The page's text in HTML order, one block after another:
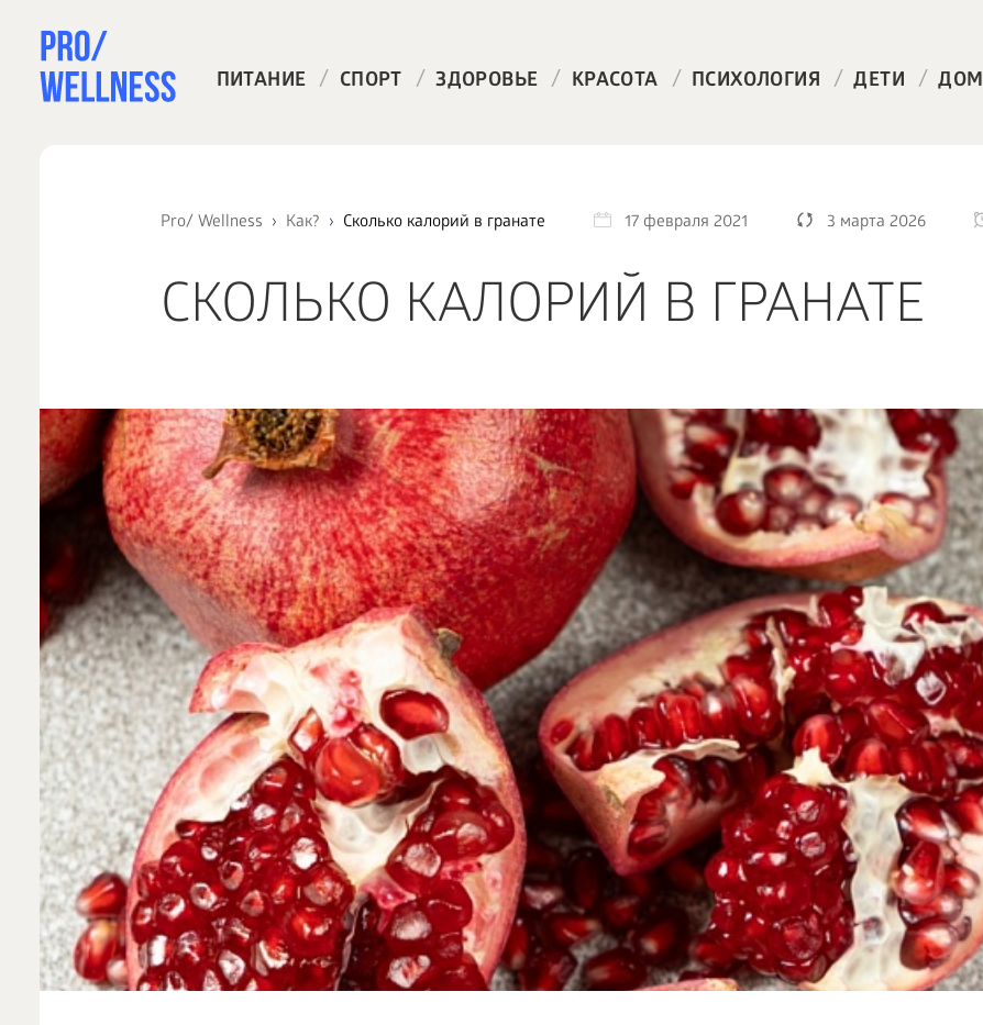
ПИТАНИЕ / СПОРТ / ЗДОРОВЬЕ / КРАСОТА / ПСИХОЛОГИЯ / ДЕТИ / ДОМ
Pro/ Wellness Как? Сколько калорий в гранате 17 февраля 2021 3 марта 2026
СКОЛЬКО КАЛОРИЙ В ГРАНАТЕ